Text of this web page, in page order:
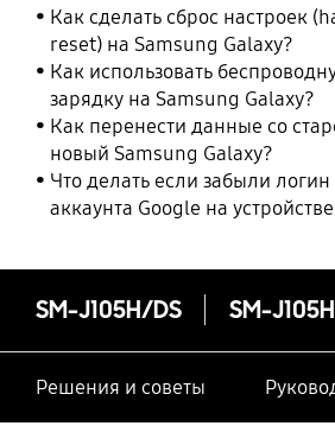
Как сделать сброс настроек
reset) на Samsung Galaxy?
Как использовать
зарядку на Samsung Galaxy?
Как перенести данные со
новый Samsung Galaxy?
Что делать если забыли
аккаунта Google на
SM-J105H/DS SM-
Решения и советы